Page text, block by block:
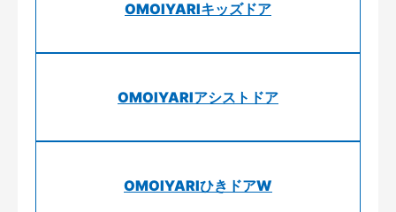
OMOIYARIキッズドア
OMOIYARIアシストドア
OMOIYARIひきドアW